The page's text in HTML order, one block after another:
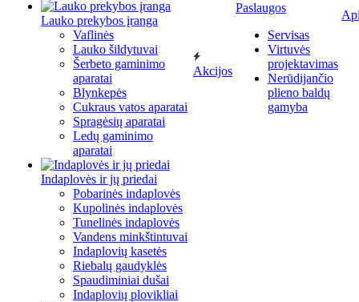
Lauko prekybos įranga
Vaflinės
Lauko šildytuvai
Šerbeto gaminimo
aparatai
Blynkepės
Cukraus vatos aparatai
Spragėsių aparatai
Ledų gaminimo
aparatai
Indaplovės ir jų priedai
Pobarinės indaplovės
Kupolinės indaplovės
Tunelinės indaplovės
Vandens minkštintuvai
Indaplovių kasetės
Riebalų gaudyklės
Spaudiminiai dušai
Indaplovių plovikliai
Akcijos
Paslaugos
Servisas
Virtuvės
projektavimas
Nerūdijančio
plieno baldų
gamyba